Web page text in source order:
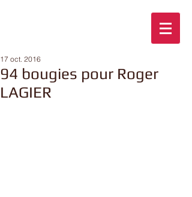
94 bougies pour Roger
LAGIER
17 oct. 2016